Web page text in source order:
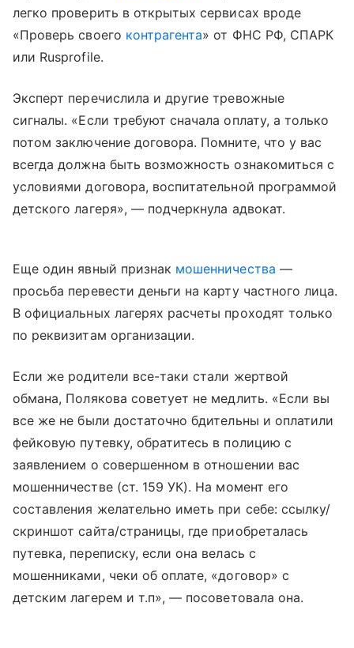
легко проверить в открытых сервисах вроде
«Проверь своего контрагента» от ФНС РФ, СПАРК
или Rusprofile.
Эксперт перечислила и другие тревожные
сигналы. «Если требуют сначала оплату, а только
потом заключение договора. Помните, что у вас
всегда должна быть возможность ознакомиться с
условиями договора, воспитательной программой
детского лагеря», — подчеркнула адвокат.
Еще один явный признак мошенничества —
просьба перевести деньги на карту частного лица.
В официальных лагерях расчеты проходят только
по реквизитам организации.
Если же родители все-таки стали жертвой
обмана, Полякова советует не медлить. «Если вы
все же не были достаточно бдительны и оплатили
фейковую путевку, обратитесь в полицию с
заявлением о совершенном в отношении вас
мошенничестве (ст. 159 УК). На момент его
составления желательно иметь при себе: ссылку/
скриншот сайта/страницы, где приобреталась
путевка, переписку, если она велась с
мошенниками, чеки об оплате, «договор» с
детским лагерем и т.п», — посоветовала она.